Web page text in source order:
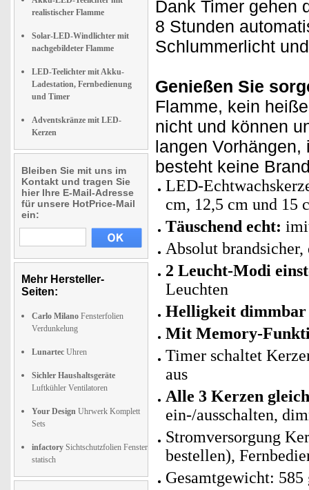
realistischer Flamme
Solar-LED-Windlichter mit
nachgebildeter Flamme
LED-Teelichter mit Akku-
Ladestation, Fernbedienung
und Timer
Adventskränze mit LED-
Kerzen
Bleiben Sie mit uns im
Kontakt und tragen Sie
hier Ihre E-Mail-Adresse
für unsere HotPrice-Mail
ein:
Mehr Hersteller-
Seiten:
Carlo Milano Fensterfolien
Verdunkelung
Lunartec Uhren
Sichler Haushaltsgeräte
Luftkühler Ventilatoren
Your Design Uhrwerk Komplett
Sets
infactory Sichtschutzfolien Fenster
statisch
Dank Timer gehen
8 Stunden
Schlummerlicht
Genießen Sie
Flamme, kein
nicht und können
langen
besteht keine
LED-
cm, 12,5 cm und 15
Täuschend echt:
Absolut
2 Leucht-Modi
Leuchten
Helligkeit dimmbar
Mit Memory-
Timer schaltet
aus
Alle 3 Kerzen
ein-/ausschalten,
Stromversorgung
bestellen),
Gesamtgewicht: 585